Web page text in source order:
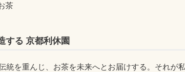
茶
する 京都利休園
統を重んじ、お茶を未来へとお届けする。それが